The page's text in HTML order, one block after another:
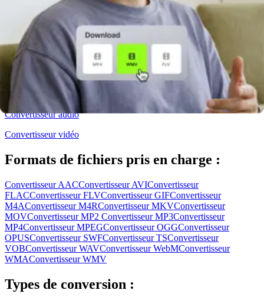
Connexion
Convertir
Convertissez vos fichiers vidéo, audio et image en ligne
Convertisseurs
Convertisseur audio
Convertisseur vidéo
Formats de fichiers pris en charge :
Convertisseur AACConvertisseur AVIConvertisseur
FLACConvertisseur FLVConvertisseur GIFConvertisseur
M4AConvertisseur M4RConvertisseur MKVConvertisseur
MOVConvertisseur MP2 Convertisseur MP3Convertisseur
MP4Convertisseur MPEGConvertisseur OGGConvertisseur
OPUSConvertisseur SWFConvertisseur TSConvertisseur
VOBConvertisseur WAVConvertisseur WebMConvertisseur
WMAConvertisseur WMV
Types de conversion :